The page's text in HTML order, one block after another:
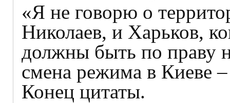
«Я не говорю о
Николаев, и Харьков,
должны быть по праву
смена режима в Киеве
Конец цитаты.